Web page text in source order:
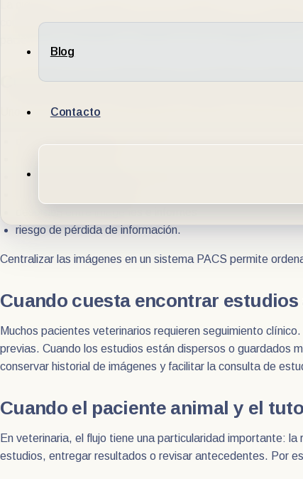
Blog
Contacto
consultarse, compararse y compartirse de manera
Cuando las imágenes quedan
Uno de los problemas más frecuentes aparece cuando
dependencia de una computadora específica
riesgo de pérdida de información.
Centralizar las imágenes en un sistema PACS permite
Cuando cuesta encontrar
Muchos pacientes veterinarios requieren seguimiento
previas. Cuando los estudios están dispersos o guardados
conservar historial de imágenes y facilitar la consulta de
Cuando el paciente animal y el
En veterinaria, el flujo tiene una particularidad importante:
estudios, entregar resultados o revisar antecedentes. Por